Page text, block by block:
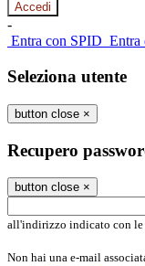
-
Entra con SPID Entra
Seleziona utente
button close ×
Recupero
button close ×
all'indirizzo indicato con le
Non hai una e-mail